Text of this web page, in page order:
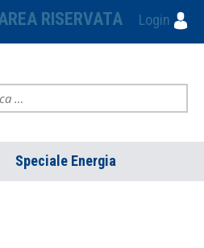
RISERVATA Login
Speciale Energia